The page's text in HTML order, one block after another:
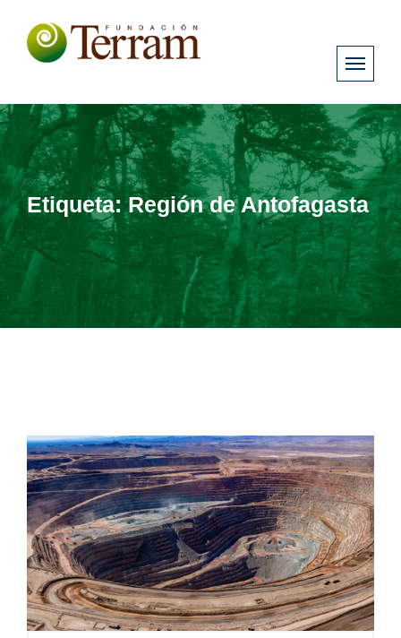
Etiqueta:Región de Antofagasta